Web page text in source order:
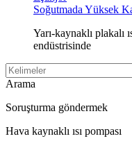
Soğutmada Yüksek
Yarı-kaynaklı plakalı
endüstrisinde
Arama
Soruşturma göndermek
Hava kaynaklı ısı pompası